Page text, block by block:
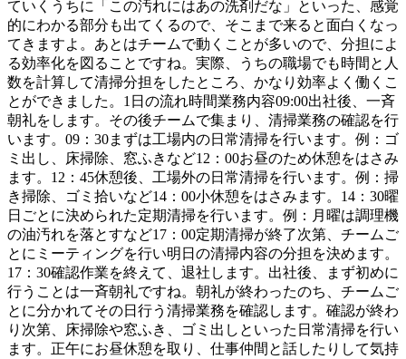
ていくうちに「この汚れにはあの洗剤だな」といった、感覚
的にわかる部分も出てくるので、そこまで来ると面白くなっ
てきますよ。あとはチームで動くことが多いので、分担によ
る効率化を図ることですね。実際、うちの職場でも時間と人
数を計算して清掃分担をしたところ、かなり効率よく働くこ
とができました。1日の流れ時間業務内容09:00出社後、一斉
朝礼をします。その後チームで集まり、清掃業務の確認を行
います。09：30まずは工場内の日常清掃を行います。例：ゴ
ミ出し、床掃除、窓ふきなど12：00お昼のため休憩をはさみ
ます。12：45休憩後、工場外の日常清掃を行います。例：掃
き掃除、ゴミ拾いなど14：00小休憩をはさみます。14：30曜
日ごとに決められた定期清掃を行います。例：月曜は調理機
の油汚れを落とすなど17：00定期清掃が終了次第、チームご
とにミーティングを行い明日の清掃内容の分担を決めます。
17：30確認作業を終えて、退社します。出社後、まず初めに
行うことは一斉朝礼ですね。朝礼が終わったのち、チームご
とに分かれてその日行う清掃業務を確認します。確認が終わ
り次第、床掃除や窓ふき、ゴミ出しといった日常清掃を行い
ます。正午にお昼休憩を取り、仕事仲間と話したりして気持